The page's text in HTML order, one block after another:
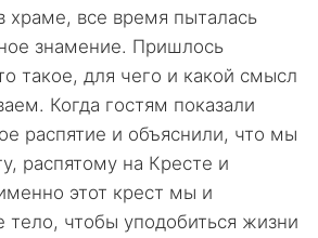
храме, все время пыталась
знамение. Пришлось
такое, для чего и какой смысл
Когда гостям показали
распятие и объяснили, что мы
распятому на Кресте и
этот крест мы и
тело, чтобы уподобиться жизни